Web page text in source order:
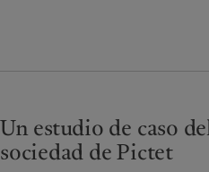
Un estudio de caso
sociedad de Pictet